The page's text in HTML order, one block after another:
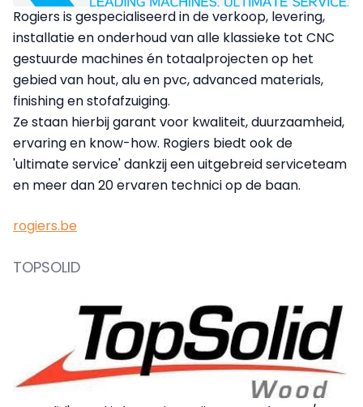
Rogiers is gespecialiseerd in de verkoop, levering,
installatie en onderhoud van alle klassieke tot CNC
gestuurde machines én totaalprojecten op het
gebied van hout, alu en pvc, advanced materials,
finishing en stofafzuiging.
Ze staan hierbij garant voor kwaliteit, duurzaamheid,
ervaring en know-how. Rogiers biedt ook de
'ultimate service' dankzij een uitgebreid serviceteam
en meer dan 20 ervaren technici op de baan.
rogiers.be
TOPSOLID